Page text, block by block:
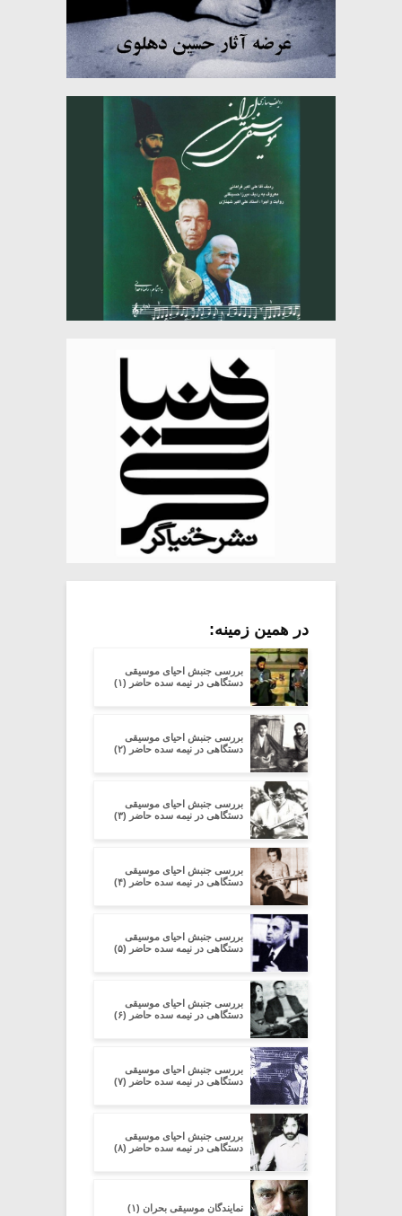
در همین زمینه:
بررسی جنبش احیای موسیقی
دستگاهی در نیمه سده‌ حاضر (۱)
بررسی جنبش احیای موسیقی
دستگاهی در نیمه سده‌ حاضر (۲)
بررسی جنبش احیای موسیقی
دستگاهی در نیمه سده‌ حاضر (۳)
بررسی جنبش احیای موسیقی
دستگاهی در نیمه سده‌ حاضر (۴)
بررسی جنبش احیای موسیقی
دستگاهی در نیمه سده‌ حاضر (۵)
بررسی جنبش احیای موسیقی
دستگاهی در نیمه سده‌ حاضر (۶)
بررسی جنبش احیای موسیقی
دستگاهی در نیمه سده‌ حاضر (۷)
بررسی جنبش احیای موسیقی
دستگاهی در نیمه سده‌ حاضر (۸)
نمایندگان موسیقی بحران (۱)